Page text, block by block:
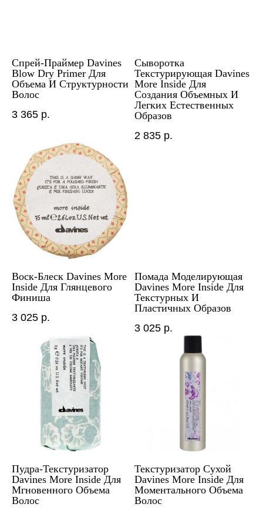
Спрей-Праймер Davines
Blow Dry Primer Для
Объема И Структурности
Волос
3 365 р.
Сыворотка
Текстурирующая Davines
More Inside Для
Создания Объемных И
Легких Естественных
Образов
2 835 р.
Воск-Блеск Davines More
Inside Для Глянцевого
Финиша
3 025 р.
Помада Моделирующая
Davines More Inside Для
Текстурных И
Пластичных Образов
3 025 р.
Пудра-Текстуризатор
Davines More Inside Для
Мгновенного Объема
Волос
Текстуризатор Сухой
Davines More Inside Для
Моментального Объема
Волос